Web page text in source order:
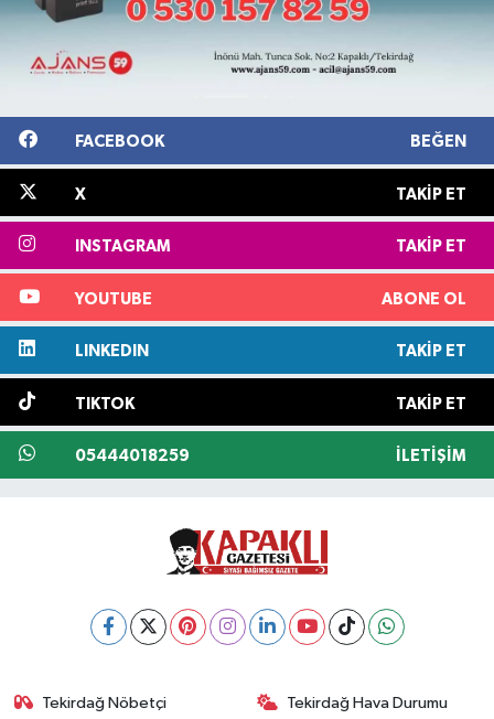
FACEBOOK BEĞEN
X TAKIP ET
INSTAGRAM TAKIP ET
YOUTUBE ABONE OL
LINKEDIN TAKIP ET
TIKTOK TAKIP ET
05444018259 İLETIŞIM
Tekirdağ Nöbetçi Tekirdağ Hava Durumu